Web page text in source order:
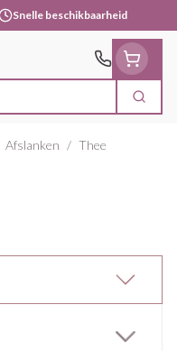
Snelle beschikbaarheid
Zoek
Afslanken / Thee